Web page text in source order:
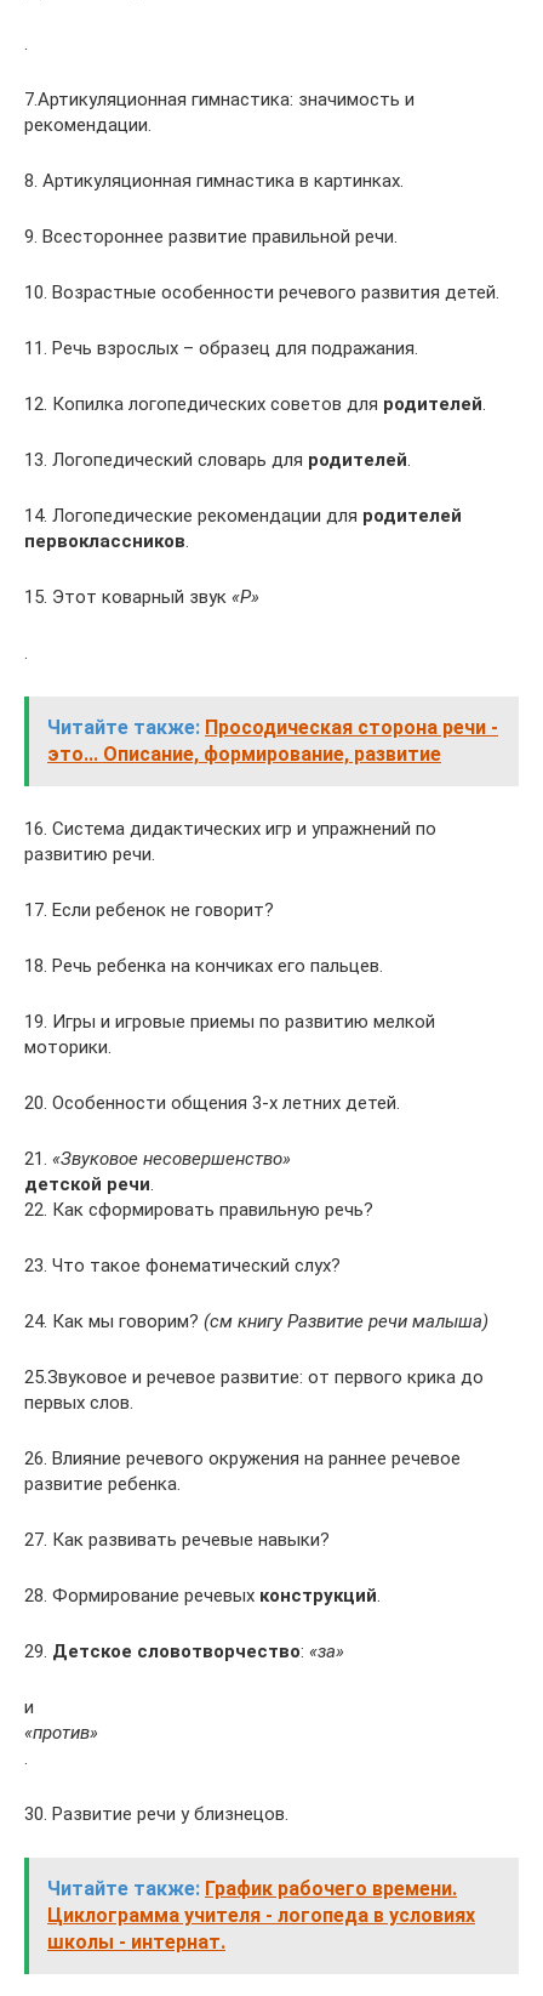
.
7.Артикуляционная гимнастика: значимость и
рекомендации.
8. Артикуляционная гимнастика в картинках.
9. Всестороннее развитие правильной речи.
10. Возрастные особенности речевого развития детей.
11. Речь взрослых – образец для подражания.
12. Копилка логопедических советов для родителей.
13. Логопедический словарь для родителей.
14. Логопедические рекомендации для родителей
первоклассников.
15. Этот коварный звук «Р»
.
Читайте также: Просодическая сторона речи -
это... Описание, формирование, развитие
16. Система дидактических игр и упражнений по
развитию речи.
17. Если ребенок не говорит?
18. Речь ребенка на кончиках его пальцев.
19. Игры и игровые приемы по развитию мелкой
моторики.
20. Особенности общения 3-х летних детей.
21. «Звуковое несовершенство»
детской речи.
22. Как сформировать правильную речь?
23. Что такое фонематический слух?
24. Как мы говорим? (см книгу Развитие речи малыша)
25.Звуковое и речевое развитие: от первого крика до
первых слов.
26. Влияние речевого окружения на раннее речевое
развитие ребенка.
27. Как развивать речевые навыки?
28. Формирование речевых конструкций.
29. Детское словотворчество: «за»
и
«против»
.
30. Развитие речи у близнецов.
Читайте также: График рабочего времени.
Циклограмма учителя - логопеда в условиях
школы - интернат.